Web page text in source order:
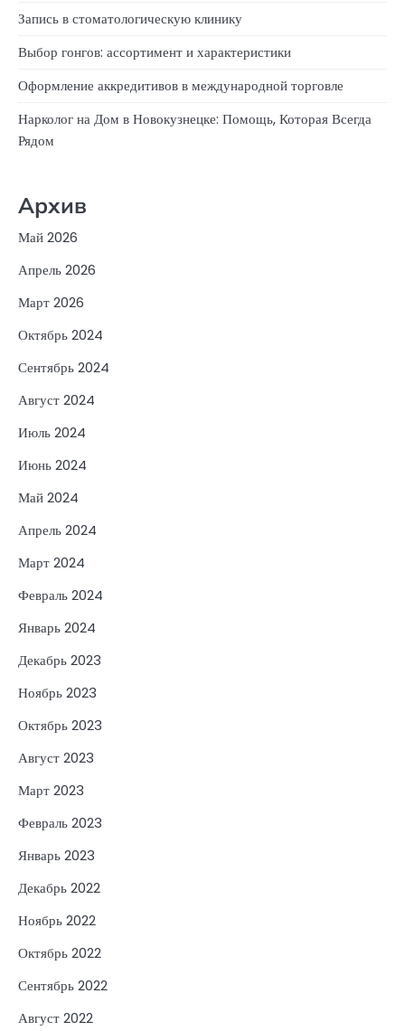
Запись в стоматологическую клинику
Выбор гонгов: ассортимент и характеристики
Оформление аккредитивов в международной торговле
Нарколог на Дом в Новокузнецке: Помощь, Которая Всегда
Рядом
Архив
Май 2026
Апрель 2026
Март 2026
Октябрь 2024
Сентябрь 2024
Август 2024
Июль 2024
Июнь 2024
Май 2024
Апрель 2024
Март 2024
Февраль 2024
Январь 2024
Декабрь 2023
Ноябрь 2023
Октябрь 2023
Август 2023
Март 2023
Февраль 2023
Январь 2023
Декабрь 2022
Ноябрь 2022
Октябрь 2022
Сентябрь 2022
Август 2022